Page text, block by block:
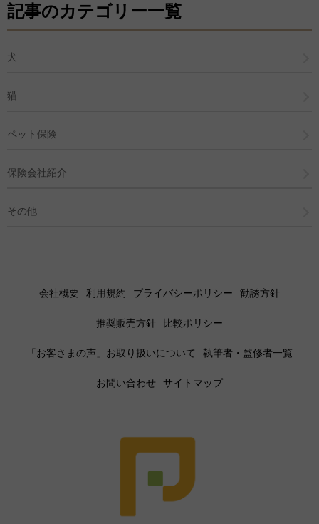
記事のカテゴリー一覧
犬
猫
ペット保険
保険会社紹介
その他
会社概要 利用規約 プライバシーポリシー 勧誘方針
推奨販売方針 比較ポリシー
「お客さまの声」お取り扱いについて 執筆者・監修者一覧
お問い合わせ サイトマップ